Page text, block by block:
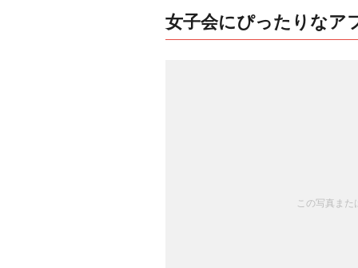
女子会にぴったりなア
この写真ま